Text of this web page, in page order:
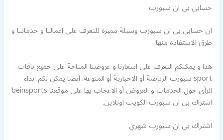
حسابي بي ان سبورت
ان حسابي بى ان سبورت وسيلة مميزة للتعرف على اعمالنا و خدماتنا و
طرق الاستفادة منها.
هذا و يمكنكم التعرف على اسعارنا و عروضنا المتاحة على جميع باقات
sport سبورت الرياضة أو الاخبارية أو المنوعة. أيضا يمكن لكم ابداء
الرأي حول الخدمات و العروض أو الاعجاب بها على موقعنا beinsports
اشتراك بي ان سبورت الكويت اونلاين.
اشتراك بي ان سبورت شهري